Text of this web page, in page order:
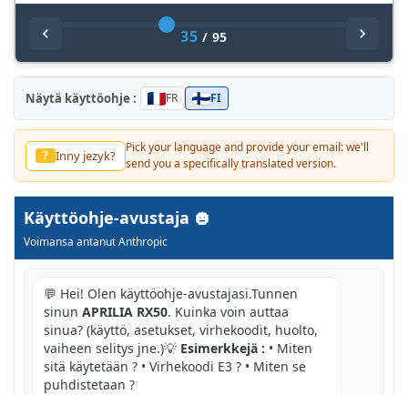
35 / 95
Näytä käyttöohje : FR FI
? Inny jezyk?
Pick your language and provide your email: we'll
send you a specifically translated version.
Käyttöohje-avustaja
Voimansa antanut Anthropic
💬 Hei! Olen käyttöohje-avustajasi.Tunnen
sinun APRILIA RX50. Kuinka voin auttaa
sinua? (käyttö, asetukset, virhekoodit, huolto,
vaiheen selitys jne.)💡 Esimerkkejä : • Miten
sitä käytetään ? • Virhekoodi E3 ? • Miten se
puhdistetaan ?